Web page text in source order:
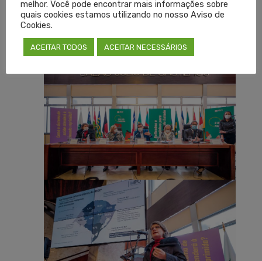
melhor. Você pode encontrar mais informações sobre
quais cookies estamos utilizando no nosso Aviso de
Cookies.
ACEITAR TODOS ACEITAR NECESSÁRIOS